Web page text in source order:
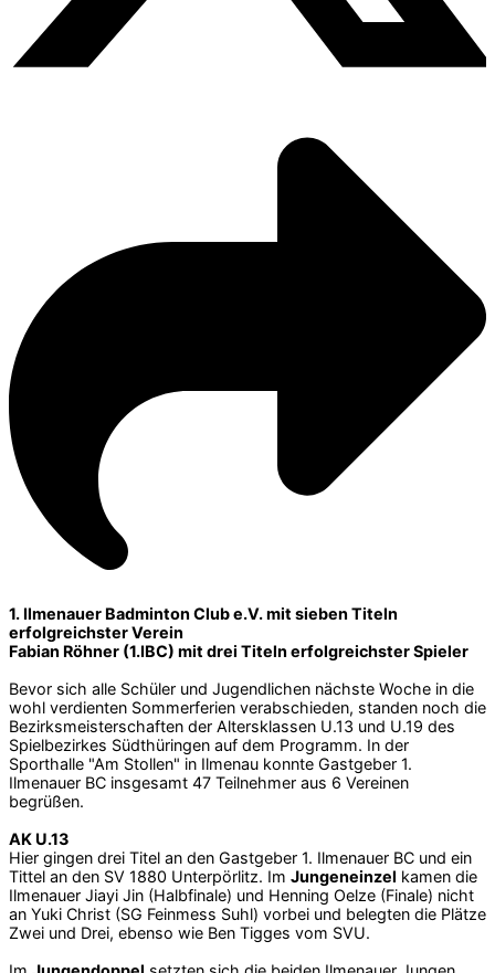
1. Ilmenauer Badminton Club e.V. mit sieben Titeln
erfolgreichster Verein
Fabian Röhner (1.IBC) mit drei Titeln erfolgreichster Spieler
Bevor sich alle Schüler und Jugendlichen nächste Woche in die
wohl verdienten Sommerferien verabschieden, standen noch die
Bezirksmeisterschaften der Altersklassen U.13 und U.19 des
Spielbezirkes Südthüringen auf dem Programm. In der
Sporthalle "Am Stollen" in Ilmenau konnte Gastgeber 1.
Ilmenauer BC insgesamt 47 Teilnehmer aus 6 Vereinen
begrüßen.
AK U.13
Hier gingen drei Titel an den Gastgeber 1. Ilmenauer BC und ein
Tittel an den SV 1880 Unterpörlitz. Im Jungeneinzel kamen die
Ilmenauer Jiayi Jin (Halbfinale) und Henning Oelze (Finale) nicht
an Yuki Christ (SG Feinmess Suhl) vorbei und belegten die Plätze
Zwei und Drei, ebenso wie Ben Tigges vom SVU.